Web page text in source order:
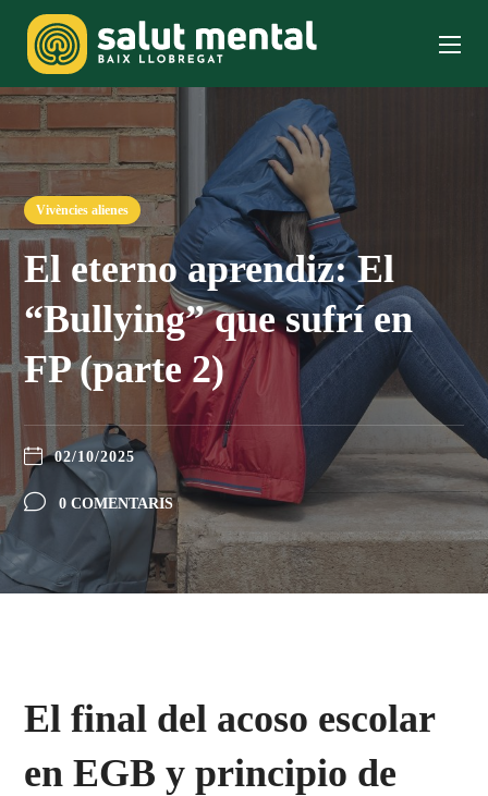
Vivències alienes
El eterno aprendiz: El
“Bullying” que sufrí en
FP (parte 2)
02/10/2025
0 COMENTARIS
El final del acoso escolar
en EGB y principio de